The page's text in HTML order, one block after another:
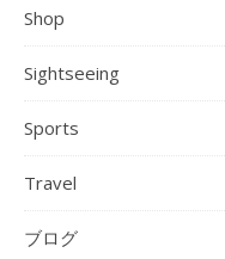
Shop
Sightseeing
Sports
Travel
ブログ